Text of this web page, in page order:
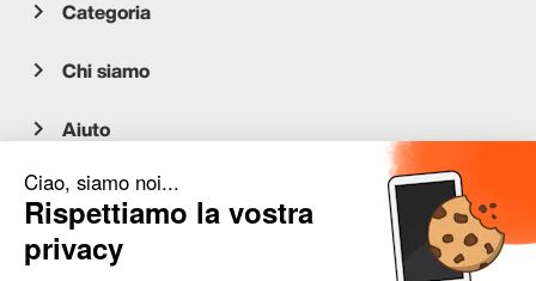
Categoria
Chi siamo
Aiuto
Servizio clienti
occasion.migros.mobile@recommerce.com